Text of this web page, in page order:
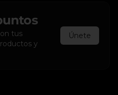
tus
y
Únete